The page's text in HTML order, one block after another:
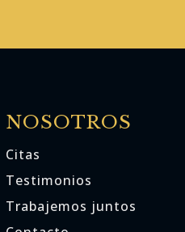
NOSOTROS
Citas
Testimonios
Trabajemos juntos